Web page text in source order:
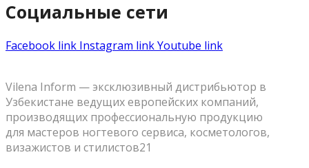
Социальные сети
Facebook link Instagram linkYoutube link
Vilena Inform — эксклюзивный дистрибьютор в
Узбекистане ведущих европейских компаний,
производящих профессиональную продукцию
для мастеров ногтевого сервиса, косметологов,
визажистов и стилистов21